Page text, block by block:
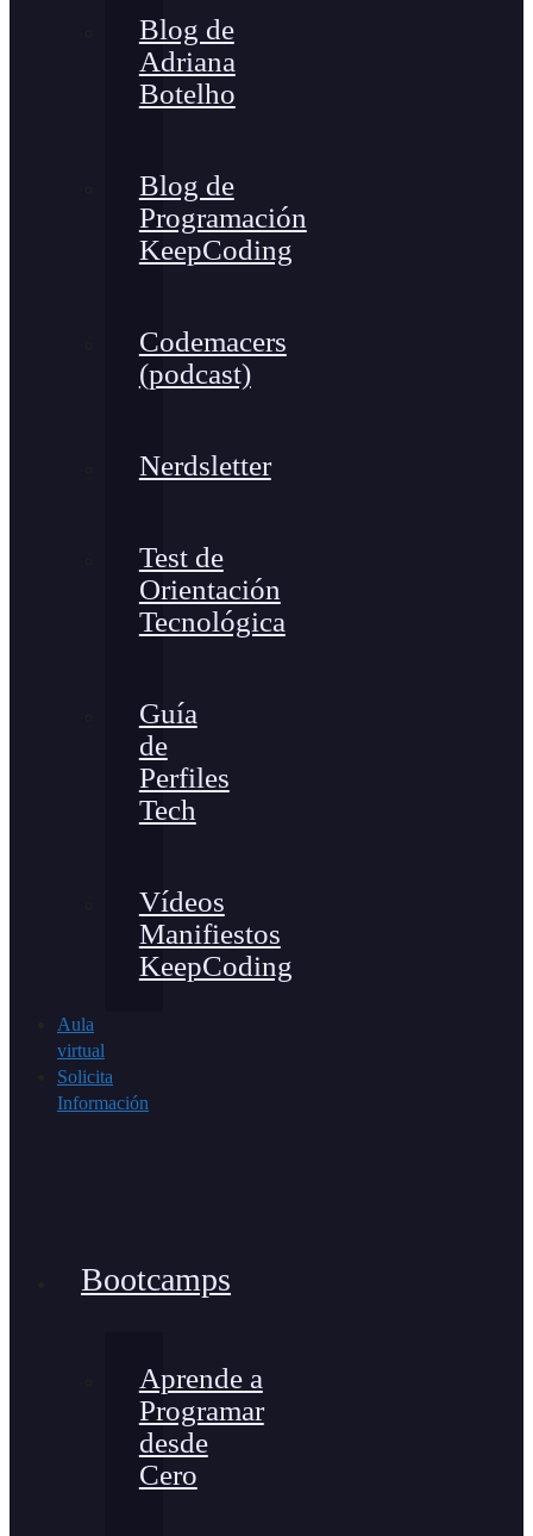
Blog de
Adriana
Botelho
Blog de
Programación
KeepCoding
Codemacers
(podcast)
Nerdsletter
Test de
Orientación
Tecnológica
Guía
de
Perfiles
Tech
Vídeos
Manifiestos
KeepCoding
Aula
virtual
Solicita
Información
Bootcamps
Aprende a
Programar
desde
Cero